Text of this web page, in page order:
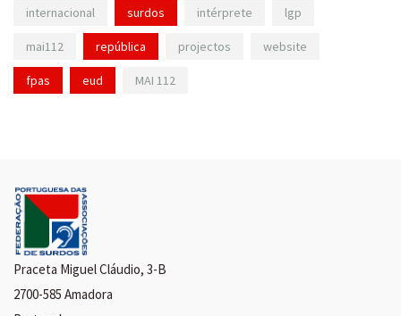
internacional surdos intérprete lgp
mai112 república projectos website
fpas eud MAI 112
Praceta Miguel Cláudio, 3-B
2700-585 Amadora